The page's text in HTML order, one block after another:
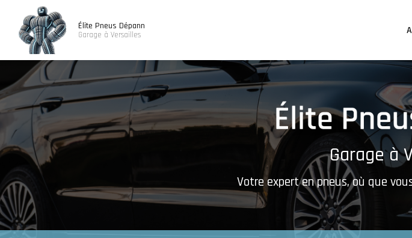
contenu
principal
Élite Pneus Dépann
Garage à Versailles
Garage à
Votre expert en pneus, où que